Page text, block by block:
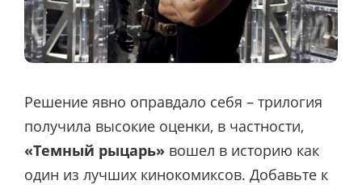
Решение явно оправдало себя – трилогия
получила высокие оценки, в частности,
«Темный рыцарь» вошел в историю как
один из лучших кинокомиксов. Добавьте к